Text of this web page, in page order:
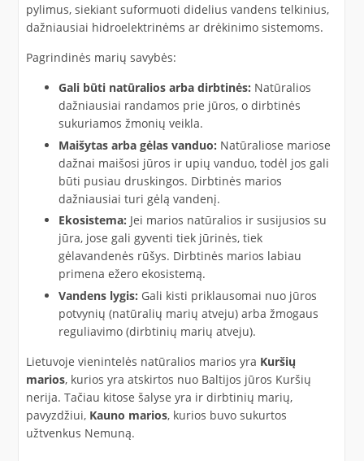
pylimus, siekiant suformuoti didelius vandens telkinius,
dažniausiai hidroelektrinėms ar drėkinimo sistemoms.
Pagrindinės marių savybės:
Gali būti natūralios arba dirbtinės: Natūralios
dažniausiai randamos prie jūros, o dirbtinės
sukuriamos žmonių veikla.
Maišytas arba gėlas vanduo: Natūraliose mariose
dažnai maišosi jūros ir upių vanduo, todėl jos gali
būti pusiau druskingos. Dirbtinės marios
dažniausiai turi gėlą vandenį.
Ekosistema: Jei marios natūralios ir susijusios su
jūra, jose gali gyventi tiek jūrinės, tiek
gėlavandenės rūšys. Dirbtinės marios labiau
primena ežero ekosistemą.
Vandens lygis: Gali kisti priklausomai nuo jūros
potvynių (natūralių marių atveju) arba žmogaus
reguliavimo (dirbtinių marių atveju).
Lietuvoje vienintelės natūralios marios yra Kuršių
marios, kurios yra atskirtos nuo Baltijos jūros Kuršių
nerija. Tačiau kitose šalyse yra ir dirbtinių marių,
pavyzdžiui, Kauno marios, kurios buvo sukurtos
užtvenkus Nemuną.